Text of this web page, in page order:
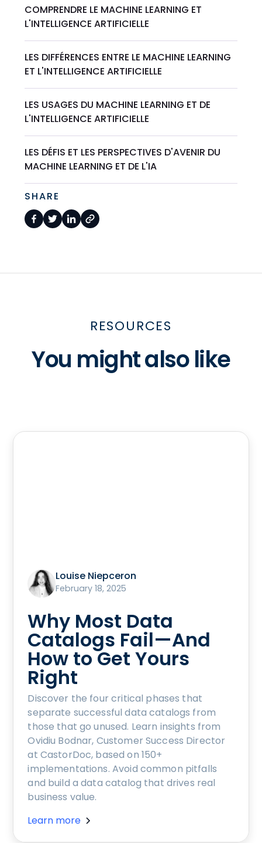
COMPRENDRE LE MACHINE LEARNING ET
L'INTELLIGENCE ARTIFICIELLE
LES DIFFÉRENCES ENTRE LE MACHINE LEARNING
ET L'INTELLIGENCE ARTIFICIELLE
LES USAGES DU MACHINE LEARNING ET DE
L'INTELLIGENCE ARTIFICIELLE
LES DÉFIS ET LES PERSPECTIVES D'AVENIR DU
MACHINE LEARNING ET DE L'IA
SHARE
RESOURCES
You might also like
Louise Niepceron
February 18, 2025
Why Most Data
Catalogs Fail—And
How to Get Yours
Right
Discover the four critical phases that
separate successful data catalogs from
those that go unused. Learn insights from
Ovidiu Bodnar, Customer Success Director
at CastorDoc, based on 150+
implementations. Avoid common pitfalls
and build a data catalog that drives real
business value.
Learn more